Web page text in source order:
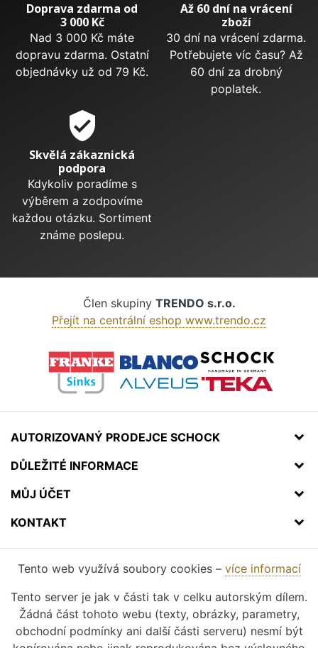
Doprava zdarma od
3 000 Kč
Nad 3 000 Kč máte
dopravu zdarma. Ostatní
objednávky už od 79 Kč.
Až 60 dní na vrácení
zboží
30 dní na vrácení zdarma.
Potřebujete víc času? Až
60 dní za drobný
poplatek.
verified_user
Skvělá zákaznická
podpora
Kdykoliv poradíme s
výběrem a zodpovíme
každou otázku. Sortiment
známe poslepu.
Člen skupiny TRENDO s.r.o.
Přejít na centrální eshop www.trendo.cz
AUTORIZOVANÝ PRODEJCE SCHOCK
DŮLEŽITÉ INFORMACE
MŮJ ÚČET
KONTAKT
Tento web využívá soubory cookies – více informací
Tento server je jak v části tak v celku autorským dílem.
Žádná část tohoto webu (texty, obrázky, parametry,
obchodní podmínky ani další části serveru) nesmí být